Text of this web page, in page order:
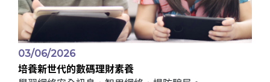
03/06/2026
培養新世代的數碼理財素養